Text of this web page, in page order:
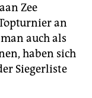
Zee
an
auch als
haben sich
Siegerliste